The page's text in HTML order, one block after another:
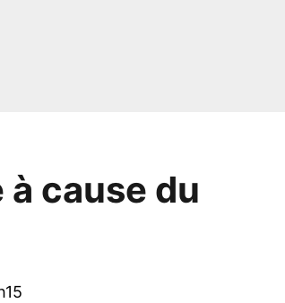
cause du